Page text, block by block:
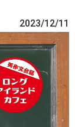
2023/12/11